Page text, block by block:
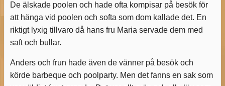
De älskade poolen och hade ofta kompisar på besök för
att hänga vid poolen och softa som dom kallade det. En
riktigt lyxig tillvaro då hans fru Maria servade dem med
saft och bullar.
Anders och frun hade även de vänner på besök och
körde barbeque och poolparty. Men det fanns en sak som